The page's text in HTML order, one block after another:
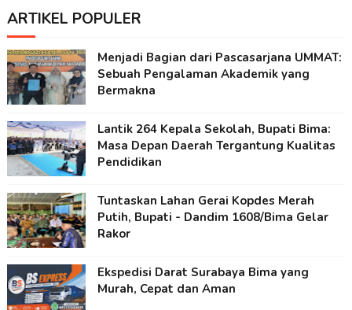
ARTIKEL POPULER
Menjadi Bagian dari Pascasarjana UMMAT:
Sebuah Pengalaman Akademik yang
Bermakna
Lantik 264 Kepala Sekolah, Bupati Bima:
Masa Depan Daerah Tergantung Kualitas
Pendidikan
Tuntaskan Lahan Gerai Kopdes Merah
Putih, Bupati - Dandim 1608/Bima Gelar
Rakor
Ekspedisi Darat Surabaya Bima yang
Murah, Cepat dan Aman